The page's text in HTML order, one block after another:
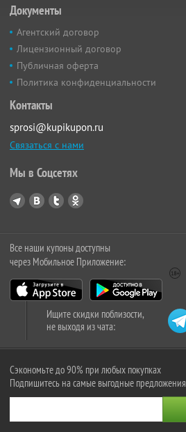
Документы
Агентский договор
Лицензионный договор
Публичная оферта
Политика конфиденциальности
Контакты
sprosi@kupikupon.ru
Связаться с нами
Мы в Соцсетях
Все наши купоны доступны
через Мобильное Приложение:
Ищите скидки поблизости,
не выходя из чата:
Сэкономьте до 90% при любых покупках
Подпишитесь на самые выгодные предложения